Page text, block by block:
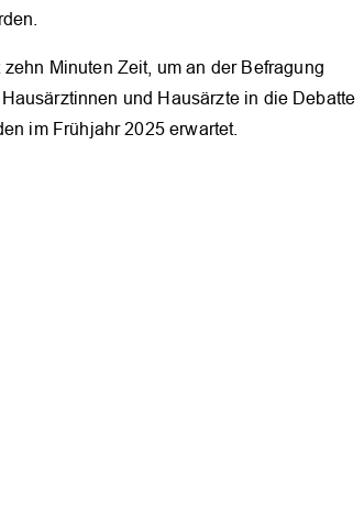
Minuten Zeit, um an der Befragung
und Hausärzte in die Debatte
im Frühjahr 2025 erwartet.